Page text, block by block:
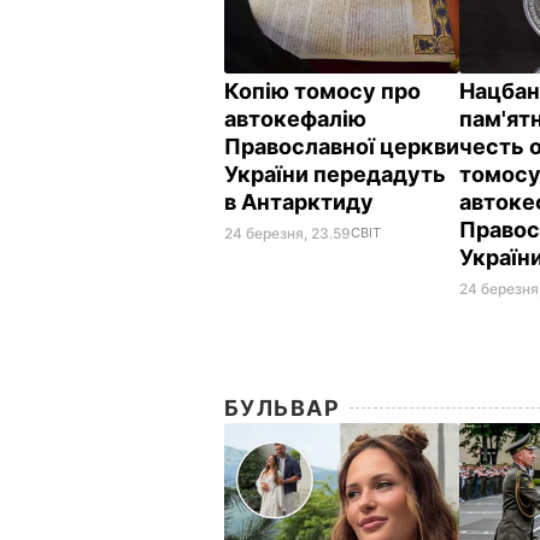
Копію томосу про
автокефалію
Православної церкви
України передадуть
в Антарктиду
24 березня, 23.59СВІТ
честь
24
БУЛЬВАР